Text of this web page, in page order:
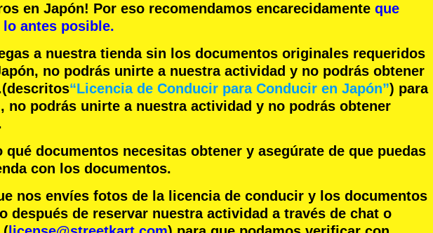
en Japón! Por eso recomendamos encarecidamente que
lo antes posible.
a nuestra tienda sin los documentos originales requeridos
no podrás unirte a nuestra actividad y no podrás obtener
(descritos“Licencia de Conducir para Conducir en Japón”) para
no podrás unirte a nuestra actividad y no podrás obtener
qué documentos necesitas obtener y asegúrate de que puedas
con los documentos.
nos envíes fotos de la licencia de conducir y los documentos
después de reservar nuestra actividad a través de chat o